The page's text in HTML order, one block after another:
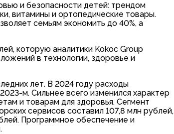
и безопасности детей: трендом
витамины и ортопедические товары.
семьям экономить до 40%, а
которую аналитики Kokoc Group
в технологии, здоровье и
лет. В 2024 году расходы
м. Сильнее всего изменился характер
и товарам для здоровья. Сегмент
сервисов составил 107,8 млн рублей,
Программное обеспечение и